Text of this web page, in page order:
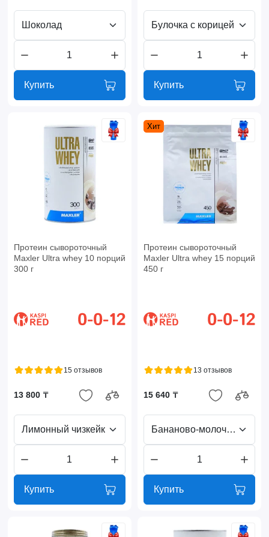
Шоколад
Купить
Булочка с корицей
Купить
Протеин сывороточный
Maxler Ultra whey 10 порций
300 г
15 отзывов
13 800 ₸
Лимонный чизкейк
Купить
Хит
Протеин сывороточный
Maxler Ultra whey 15 порций
450 г
13 отзывов
15 640 ₸
Бананово-молочный коктейль
Купить